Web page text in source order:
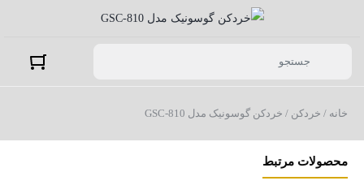
خانه / خردکن / خردکن گوسونیک مدل GSC-810
محصولات مرتبط